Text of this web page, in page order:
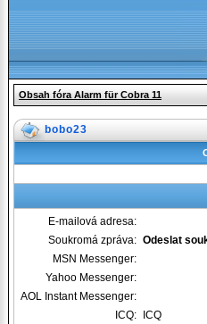
Obsah fóra Alarm für Cobra 11
bobo23
E-mailová adresa:
Soukromá zpráva: Odeslat
MSN Messenger:
Yahoo Messenger:
AOL Instant Messenger:
ICQ:
ICQ